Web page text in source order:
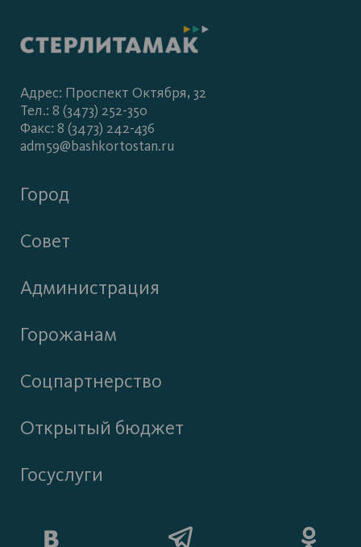
Адрес: Проспект Октября, 32
Тел.: 8 (3473) 252-350
Факс: 8 (3473) 242-436
adm59@bashkortostan.ru
Город
Совет
Администрация
Горожанам
Соцпартнерство
Открытый бюджет
Госуслуги